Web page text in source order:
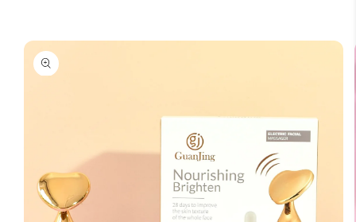
del producto